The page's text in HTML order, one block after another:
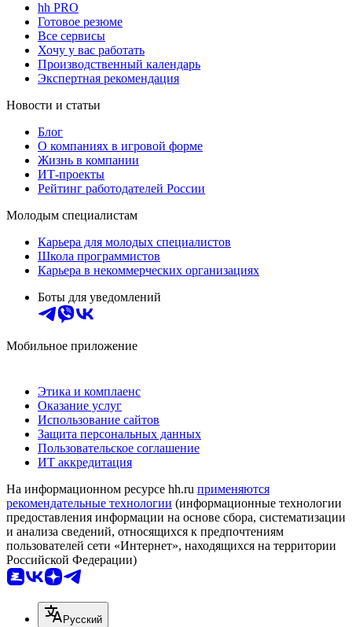
hh PRO
Готовое резюме
Все сервисы
Хочу у вас работать
Производственный календарь
Экспертная рекомендация
Новости и статьи
Блог
О компаниях в игровой форме
Жизнь в компании
ИТ-проекты
Рейтинг работодателей России
Молодым специалистам
Карьера для молодых специалистов
Школа программистов
Карьера в некоммерческих организациях
Боты для уведомлений
Мобильное приложение
Этика и комплаенс
Оказание услуг
Использование сайтов
Защита персональных данных
Пользовательское соглашение
ИТ аккредитация
На информационном ресурсе hh.ru применяются
рекомендательные технологии (информационные технологии
предоставления информации на основе сбора, систематизации
и анализа сведений, относящихся к предпочтениям
пользователей сети «Интернет», находящихся на территории
Российской Федерации)
Русский